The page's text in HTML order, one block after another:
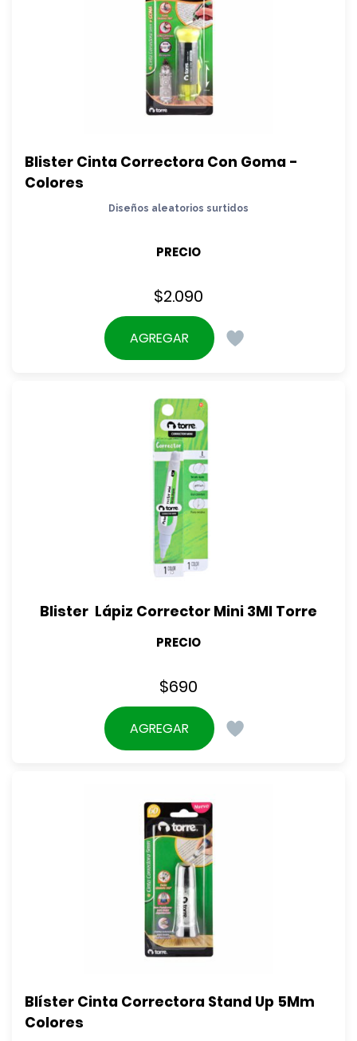
Blister Cinta Correctora Con Goma -
Colores
Diseños aleatorios surtidos
PRECIO
$2.090
AGREGAR
Blister  Lápiz Corrector Mini 3Ml Torre
PRECIO
$690
AGREGAR
Blíster Cinta Correctora Stand Up 5Mm
Colores